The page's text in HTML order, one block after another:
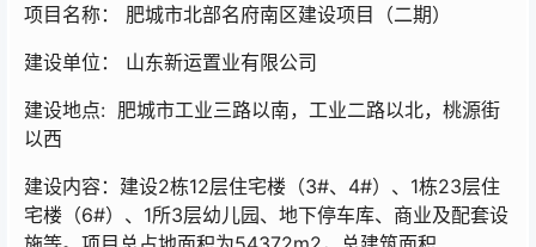
项目名称： 肥城市北部名府南区建设项目（二期）
建设单位： 山东新运置业有限公司
建设地点: 肥城市工业三路以南，工业二路以北，桃源街
以西
建设内容：建设2栋12层住宅楼（3#、4#）、1栋23层住
宅楼（6#）、1所3层幼儿园、地下停车库、商业及配套设